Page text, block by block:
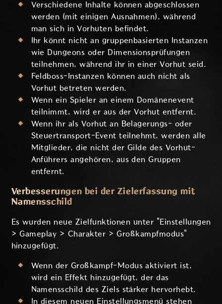
Verschiedene Inhalte können abgeschlossen
werden (mit einigen Ausnahmen), während
man sich in Vorhuten befindet.
Ihr könnt nicht an gruppenbasierten Instanzen
wie Dungeons oder Dimensionsprüfungen
teilnehmen, während ihr in einer Vorhut seid.
Feldboss-Instanzen können auch nicht als
Vorhut betreten werden.
Wenn ein Spieler an einem Domänenevent
teilnimmt, wird er aus der Vorhut entfernt.
Wenn ihr als Vorhut an Belagerungs- oder
Steuertransport-Event teilnehmt, werden alle
Mitglieder, die nicht der Gilde des Vorhut-
Anführers angehören, aus den Gruppen
entfernt.
Verbesserungen bei der Zielerfassung mit
Namensschild
Es wurden neue Zielfunktionen unter "Einstellungen
> Gameplay > Charakter > Großkampfmodus"
hinzugefügt.
Wenn der Großkampf-Modus aktiviert ist,
wird ein Effekt hinzugefügt, der das
Namensschild des Ziels stärker hervorhebt.
In diesem neuen Einstellungsmenü stehen